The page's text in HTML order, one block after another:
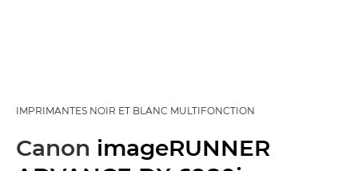
IMPRIMANTES NOIR ET BLANC MULTIFONCTION
Canon imageRUNNER